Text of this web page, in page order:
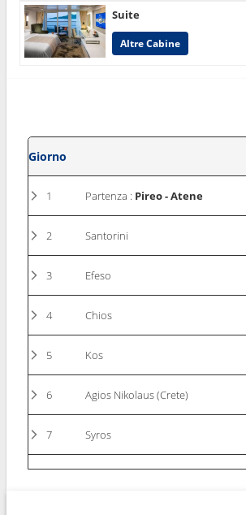
Suite
Altre Cabine
Giorno
1 Partenza : Pireo - Atene
2 Santorini
3 Efeso
4 Chios
5 Kos
6 Agios Nikolaus (Crete)
7 Syros
8 Pireo - Atene